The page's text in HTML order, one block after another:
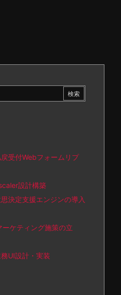
戻受付Webフォームリプ
設計構築
決定支援エンジンの導入
ーケティング施策の立
UI設計・実装